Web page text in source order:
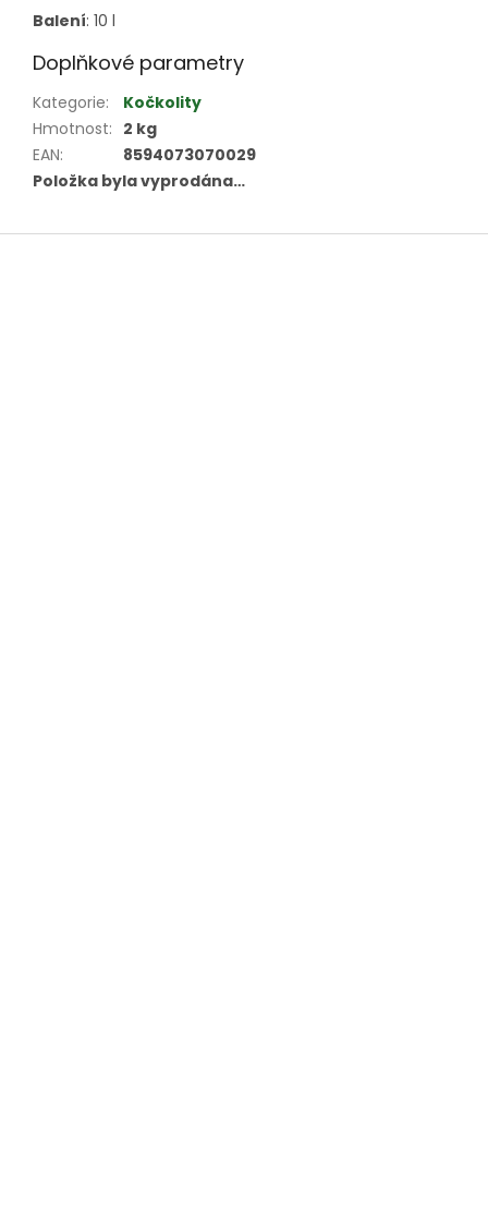
Balení: 10 l
Doplňkové parametry
Kategorie:
Kočkolity
Hmotnost: 2 kg
EAN:
8594073070029
Položka byla vyprodána…
Z